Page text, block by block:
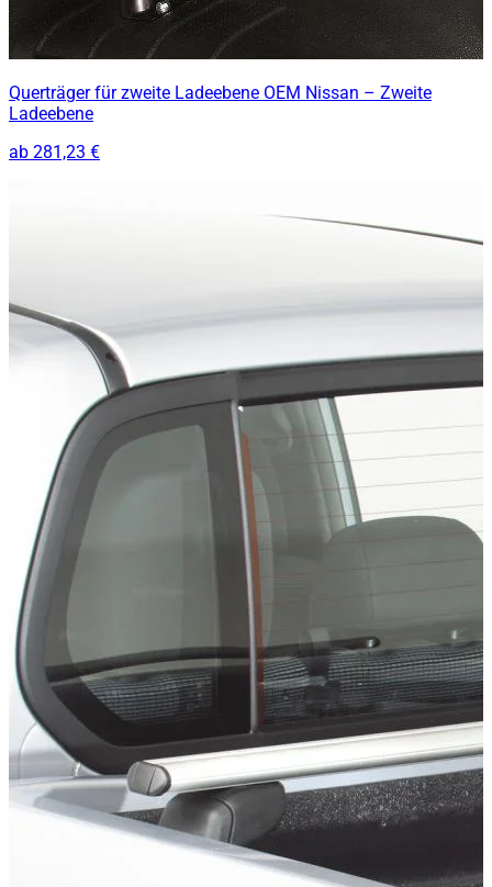
Querträger für zweite Ladeebene OEM Nissan – Zweite
Ladeebene
ab 281,23 €